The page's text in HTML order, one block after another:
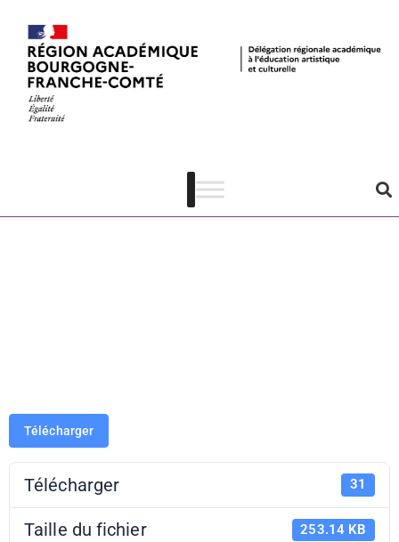
Levez les yeux
Atheneum –
Télécharger
Télécharger 31
Taille du fichier 253.14 KB